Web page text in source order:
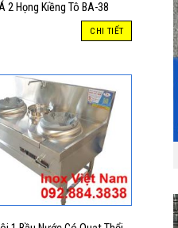
2 Họng Kiềng Tô BA-38
CHI TIẾT